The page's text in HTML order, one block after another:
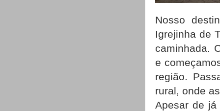
Nosso
Igrejinha de
caminhada.
e
região.
rural, onde
Apesar de já